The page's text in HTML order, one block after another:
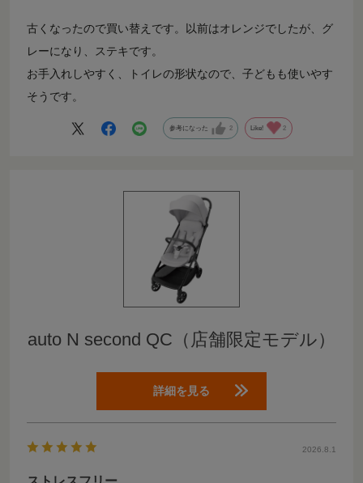
古くなったので買い替えです。以前はオレンジでしたが、グ
レーになり、ステキです。
お手入れしやすく、トイレの形状なので、子どもも使いやす
そうです。
参考になった 2 Like! 2
auto N second QC（店舗限定モデル）
詳細を見る
2026.8.1